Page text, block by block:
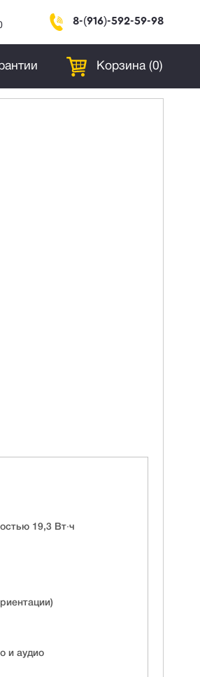
8-(916)-592-59-98
Корзина (0)
19,3 Вт∙ч
и аудио